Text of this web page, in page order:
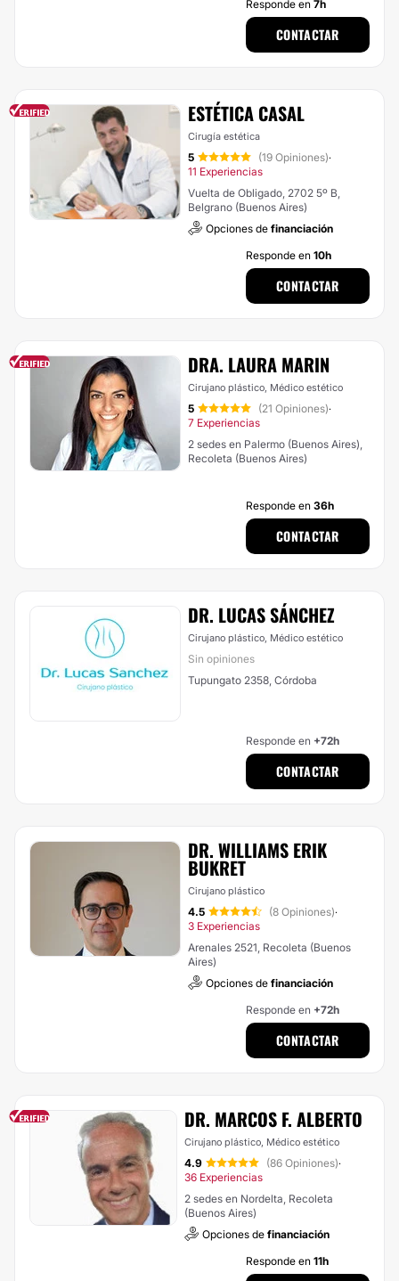
Responde en 7h
CONTACTAR
ESTÉTICA CASAL
Cirugía estética
5 (19 Opiniones)·
11 Experiencias
Vuelta de Obligado, 2702 5º B,
Belgrano (Buenos Aires)
Opciones de financiación
Responde en 10h
CONTACTAR
DRA. LAURA MARIN
Cirujano plástico, Médico estético
5 (21 Opiniones)·
7 Experiencias
2 sedes en Palermo (Buenos Aires),
Recoleta (Buenos Aires)
Responde en 36h
CONTACTAR
DR. LUCAS SÁNCHEZ
Cirujano plástico, Médico estético
Sin opiniones
Tupungato 2358, Córdoba
Responde en +72h
CONTACTAR
DR. WILLIAMS ERIK
BUKRET
Cirujano plástico
4.5 (8 Opiniones)·
3 Experiencias
Arenales 2521, Recoleta (Buenos
Aires)
Opciones de financiación
Responde en +72h
CONTACTAR
DR. MARCOS F. ALBERTO
Cirujano plástico, Médico estético
4.9 (86 Opiniones)·
36 Experiencias
2 sedes en Nordelta, Recoleta
(Buenos Aires)
Opciones de financiación
Responde en 11h